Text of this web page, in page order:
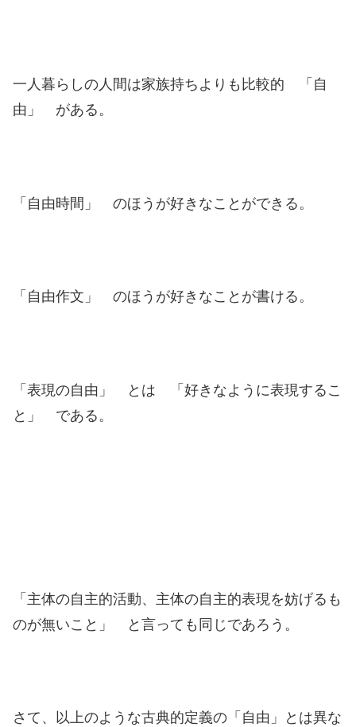
一人暮らしの人間は家族持ちよりも比較的 「自
由」 がある。
「自由時間」 のほうが好きなことができる。
「自由作文」 のほうが好きなことが書ける。
「表現の自由」 とは 「好きなように表現するこ
と」 である。
「主体の自主的活動、主体の自主的表現を妨げるも
のが無いこと」 と言っても同じであろう。
さて、以上のような古典的定義の「自由」とは異な